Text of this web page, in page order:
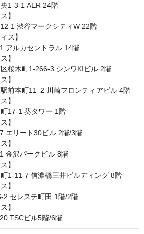
1-3-1 AER 24階
】
渋谷マークシティW 22階
ス】
アルカセントラル 14階
】
桜木町1-266-3 シンワKIビル 2階
】
前本町11ｰ2 川崎フロンティアビル 4階
】
17-1 葵タワー 1階
】
エリート30ビル 2階/3階
】
金沢パークビル 8階
】
1-11-7 信濃橋三井ビルディング 8階
】
セレステ町田 1階/2階
】
TSCビル5階/6階